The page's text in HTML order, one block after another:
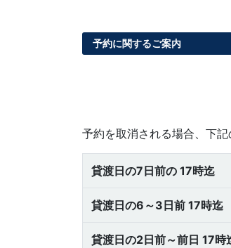
予約に関するご案内
予約を取消される場合、下記
貸渡日の7日前の 17時迄
貸渡日の6～3日前 17時迄
貸渡日の2日前～前日 17時